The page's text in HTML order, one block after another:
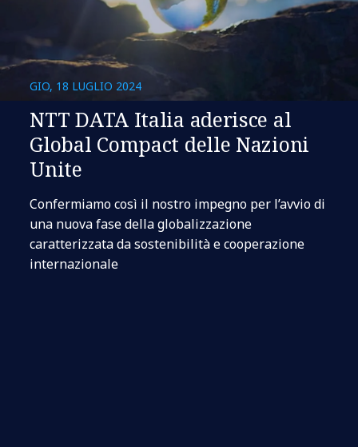
GIO, 18 LUGLIO 2024
NTT DATA Italia aderisce al
Global Compact delle Nazioni
Unite
Confermiamo così il nostro impegno per l’avvio di
una nuova fase della globalizzazione
caratterizzata da sostenibilità e cooperazione
internazionale